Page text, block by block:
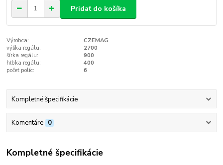
Pridať do košíka
Výrobca:
CZEMAG
výška regálu:
2700
šírka regálu:
900
hľbka regálu:
400
počet políc:
6
Kompletné špecifikácie
Komentáre 0
Kompletné špecifikácie